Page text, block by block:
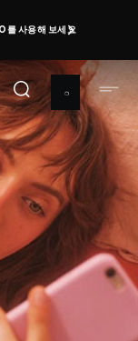
를 사용해 보세요